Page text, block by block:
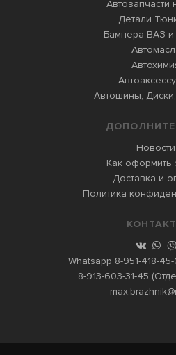
Автозапчасти
Детали
Бампера ВАЗ и
Автошины,
Новости
Как оформить
Доставка и
Политика
Whatsapp 8-951-418-
8-913-603-31-45